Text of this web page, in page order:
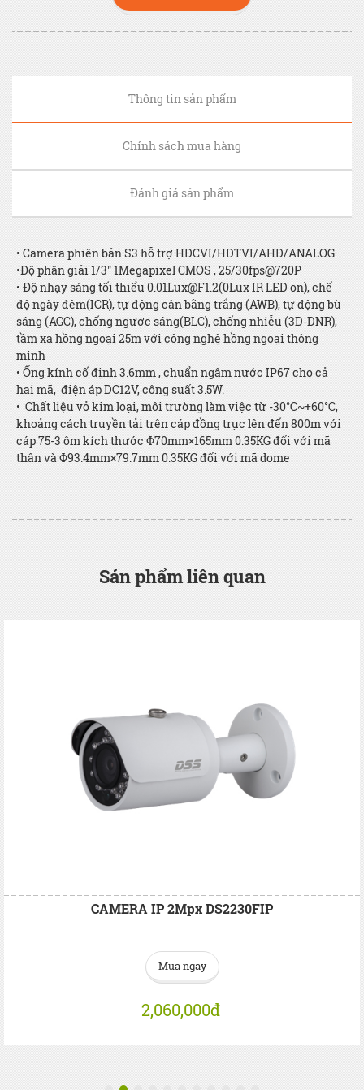
Thông tin sản phẩm
Chính sách mua hàng
Đánh giá sản phẩm
• Camera phiên bản S3 hỗ trợ HDCVI/HDTVI/AHD/ANALOG
•Độ phân giải 1/3" 1Megapixel CMOS , 25/30fps@720P
• Độ nhạy sáng tối thiểu 0.01Lux@F1.2(0Lux IR LED on), chế
độ ngày đêm(ICR), tự động cân bằng trắng (AWB), tự động bù
sáng (AGC), chống ngược sáng(BLC), chống nhiễu (3D-DNR),
tầm xa hồng ngoại 25m với công nghệ hồng ngoại thông
minh
• Ống kính cố định 3.6mm , chuẩn ngâm nước IP67 cho cả
hai mã, điện áp DC12V, công suất 3.5W.
• Chất liệu vỏ kim loại, môi trường làm việc từ -30°C~+60°C,
khoảng cách truyền tải trên cáp đồng trục lên đến 800m với
cáp 75-3 ôm kích thước Φ70mm×165mm 0.35KG đối với mã
thân và Φ93.4mm×79.7mm 0.35KG đối với mã dome
Sản phẩm liên quan
CAMERA IP 2Mpx DS2230FIP
Mua ngay
2,060,000đ